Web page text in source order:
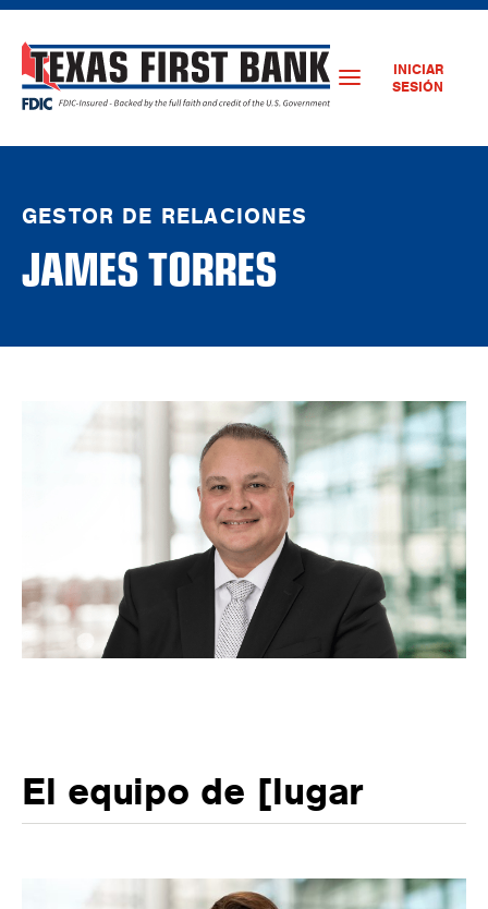
INICIAR
SESIÓN
GESTOR DE RELACIONES
JAMES TORRES
El equipo de [lugar